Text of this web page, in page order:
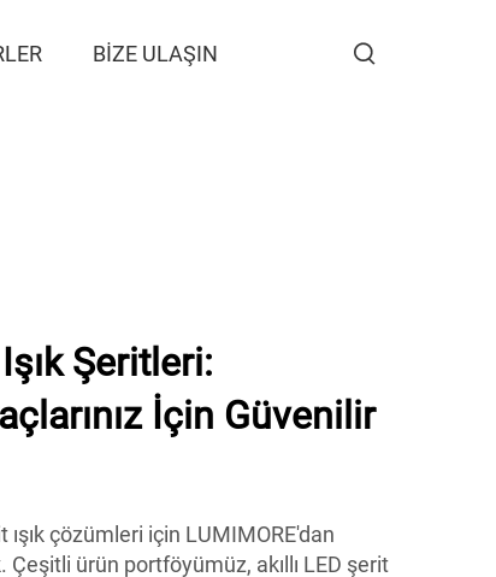
BIZE ULAŞIN
Şeritleri:
İçin Güvenilir
ışık çözümleri için LUMIMORE'dan
ürün portföyümüz, akıllı LED şerit